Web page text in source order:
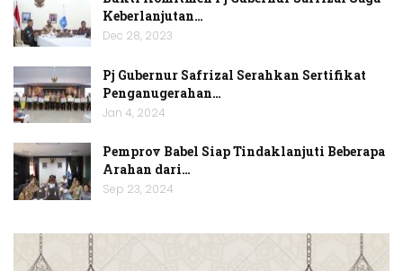
Keberlanjutan…
Dec 28, 2023
Pj Gubernur Safrizal Serahkan Sertifikat
Penganugerahan…
Jan 4, 2024
Pemprov Babel Siap Tindaklanjuti Beberapa
Arahan dari…
Sep 23, 2024